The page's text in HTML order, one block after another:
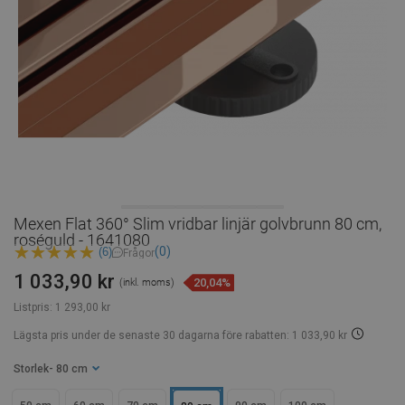
Mexen Flat 360° Slim vridbar linjär golvbrunn 80 cm,
roséguld - 1641080
(6) Frågor(0)
Listpris: 1 293,00 kr
1 033,90 kr (inkl. moms) 20,04%
Lägsta pris under de senaste 30 dagarna före rabatten: 1 033,90 kr
Storlek - 80 cm